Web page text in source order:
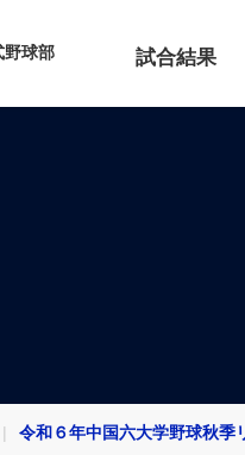
野球部 試合結果
令和６年中国六大学野球秋季